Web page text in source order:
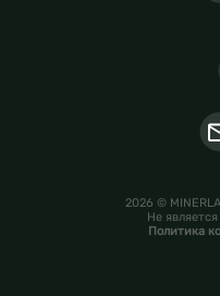
2026 ©
Не
Политика